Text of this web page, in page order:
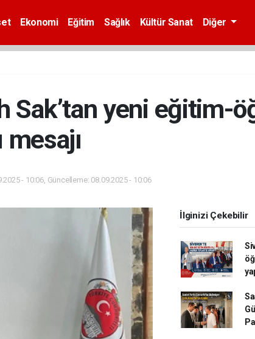
Ekonomi Eğitim Sağlık Kültür Sanat Diğer
Sak’tan yeni eğitim-
mesajı
- 10:06, Güncelleme: 08.09.2025 - 10:06
İlginizi Çekebilir